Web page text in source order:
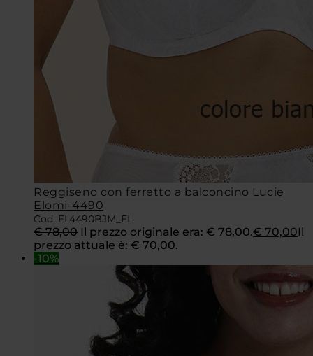
Reggiseno con ferretto a balconcino Lucie
Elomi-4490
Cod. EL4490BJM_EL
€78,00 Il prezzo originale era: € 78,00.€ 70,00Il
prezzo attuale è: € 70,00.
-10%